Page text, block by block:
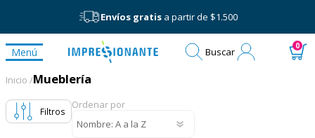
Envíos gratisa partir de $1.500
Menú Buscar 0
Mueblería
Inicio /Mueblería
Filtros
Ordenar por